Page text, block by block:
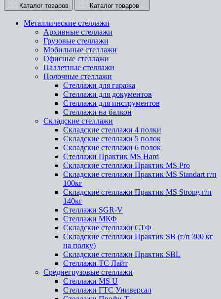
Каталог товаров Каталог товаров
Металлические стеллажи
Архивные стеллажи
Грузовые стеллажи
Мобильные стеллажи
Офисные стеллажи
Паллетные стеллажи
Полочные стеллажи
Стеллажи для гаража
Стеллажи для документов
Стеллажи для инструментов
Стеллажи на балкон
Складские стеллажи
Складские стеллажи 4 полки
Складские стеллажи 5 полок
Складские стеллажи 6 полок
Стеллажи Практик MS Hard
Складские стеллажи Практик MS Pro
Складские стеллажи Практик MS Standart г/п
100кг
Складские стеллажи Практик MS Strong г/п
140кг
Стеллажи SGR-V
Стеллажи МКФ
Складские стеллажи СТФ
Складские стеллажи Практик SB (г/п 300 кг
на полку)
Складские стеллажи Практик SBL
Стеллажи ТС Лайт
Среднегрузовые стеллажи
Стеллажи MS U
Стеллажи ГТС Универсал